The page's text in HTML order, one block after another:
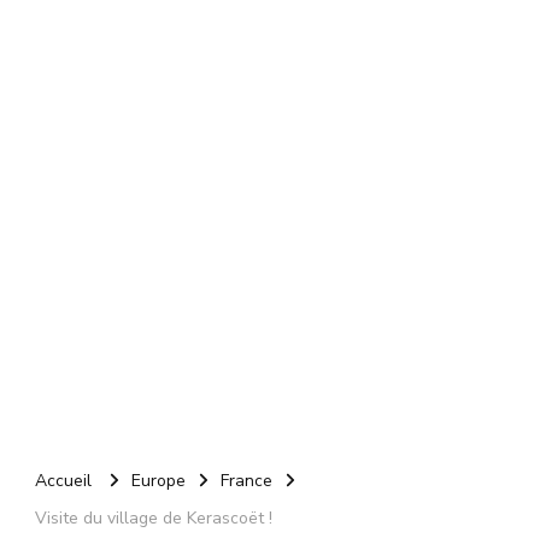
Accueil Europe
France
Visite du village de Kerascoët !